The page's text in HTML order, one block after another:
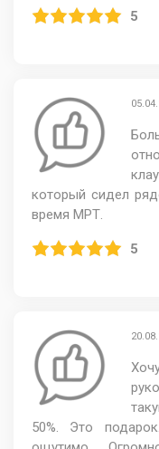
5
который сидел
время МРТ.
5
50%. Это